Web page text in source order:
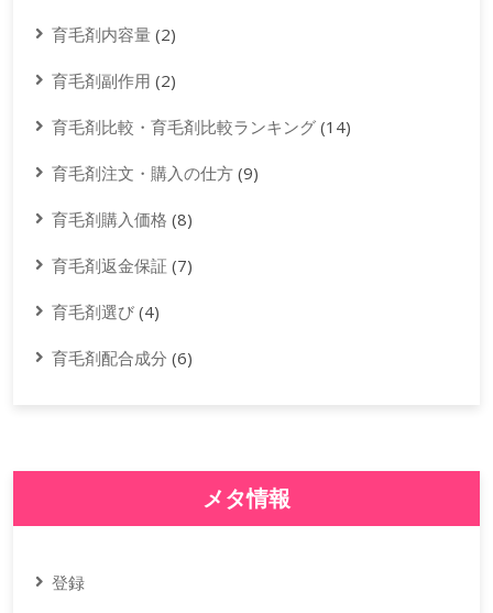
育毛剤内容量 (2)
育毛剤副作用 (2)
育毛剤比較・育毛剤比較ランキング (14)
育毛剤注文・購入の仕方 (9)
育毛剤購入価格 (8)
育毛剤返金保証 (7)
育毛剤選び (4)
育毛剤配合成分 (6)
メタ情報
登録